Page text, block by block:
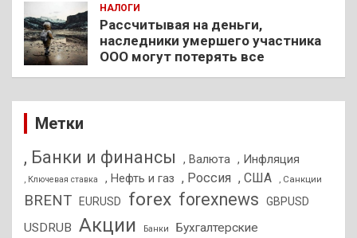
НАЛОГИ
Рассчитывая на деньги,
наследники умершего участника
ООО могут потерять все
Метки
, Банки и финансы , Валюта , Инфляция
, Ключевая ставка , Нефть и газ , Россия , США , Санкции
BRENT EURUSD forex forexnews GBPUSD
USDRUB Акции Банки
Бухгалтерские